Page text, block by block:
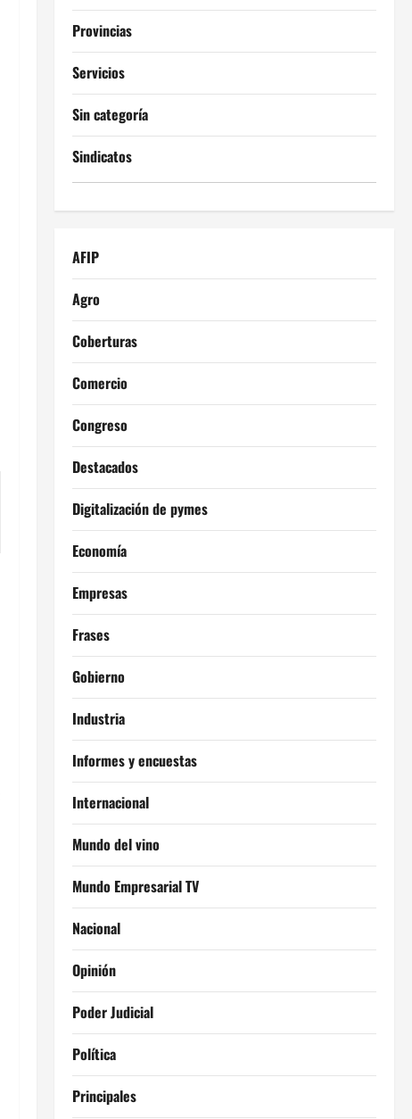
Provincias
Servicios
Sin categoría
Sindicatos
AFIP
Agro
Coberturas
Comercio
Congreso
Destacados
Digitalización de pymes
Economía
Empresas
Frases
Gobierno
Industria
Informes y encuestas
Internacional
Mundo del vino
Mundo Empresarial TV
Nacional
Opinión
Poder Judicial
Política
Principales